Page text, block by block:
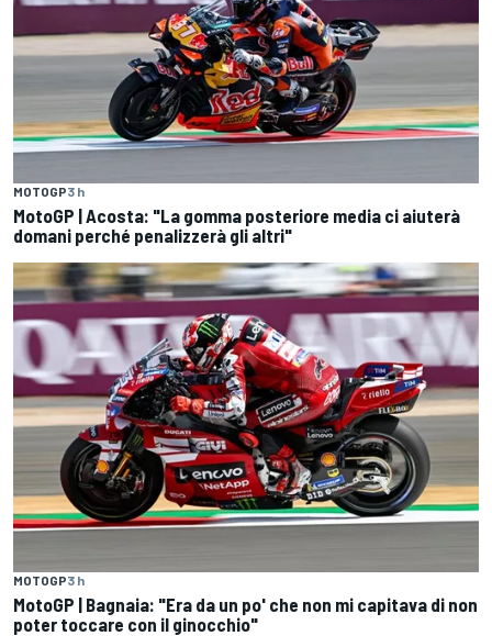
MOTOGP3 h
MotoGP | Acosta: "La gomma posteriore media ci aiuterà
domani perché penalizzerà gli altri"
MOTOGP3 h
MotoGP | Bagnaia: "Era da un po' che non mi capitava di non
poter toccare con il ginocchio"